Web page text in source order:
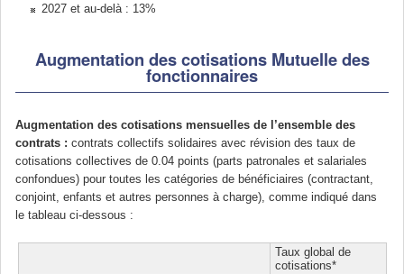
2027 et au-delà : 13%
Augmentation des cotisations Mutuelle des
fonctionnaires
Augmentation des cotisations mensuelles de l’ensemble des
contrats : contrats collectifs solidaires avec révision des taux de
cotisations collectives de 0.04 points (parts patronales et salariales
confondues) pour toutes les catégories de bénéficiaires (contractant,
conjoint, enfants et autres personnes à charge), comme indiqué dans
le tableau ci-dessous :
Taux global de
cotisations*